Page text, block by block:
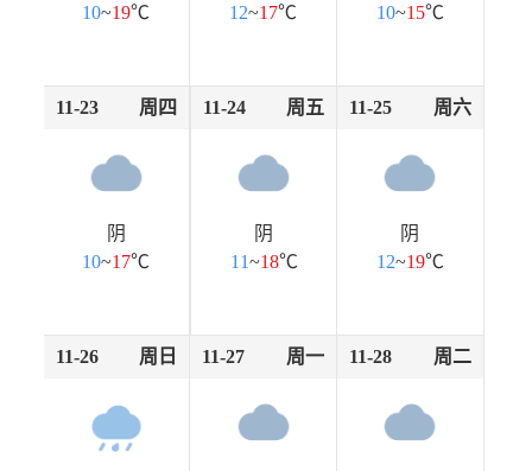
10~19℃
12~17℃
10~15℃
11-23 周四
阴
10~17℃
11-24 周五
阴
11~18℃
11-25 周六
阴
12~19℃
11-26 周日 11-27 周一 11-28 周二